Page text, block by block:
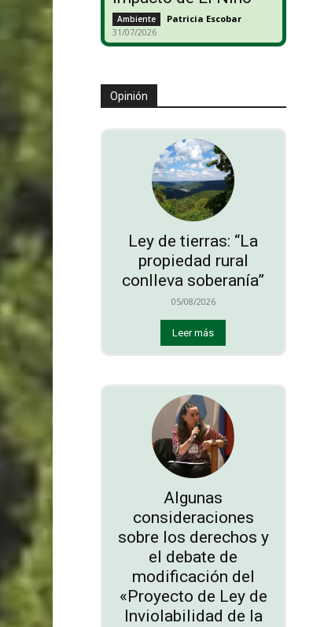
Ambiente Patricia Escobar -
31/07/2026
Opinión
Ley de tierras: “La
propiedad rural
conlleva soberanía”
05/08/2026
Leer más
Algunas
consideraciones
sobre los derechos y
el debate de
modificación del
«Proyecto de Ley de
Inviolabilidad de la